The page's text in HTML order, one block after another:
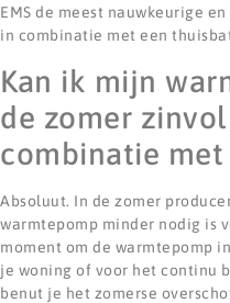
EMS de meest nauwkeurige
in combinatie met een
Kan ik mijn
de zomer
combinatie met
Absoluut. In de zomer
warmtepomp minder nodig is
moment om de warmtepomp
je woning of voor het continu
benut je het zomerse